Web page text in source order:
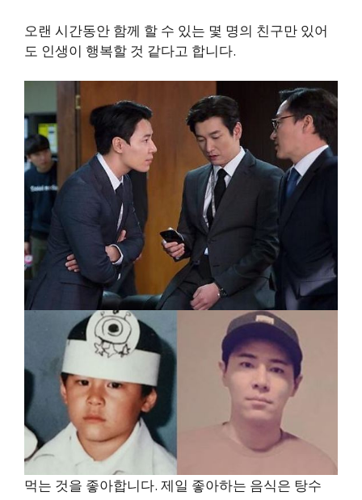
오랜 시간동안 함께 할 수 있는 몇 명의 친구만 있어
도 인생이 행복할 것 같다고 합니다.
먹는 것을 좋아합니다. 제일 좋아하는 음식은 탕수